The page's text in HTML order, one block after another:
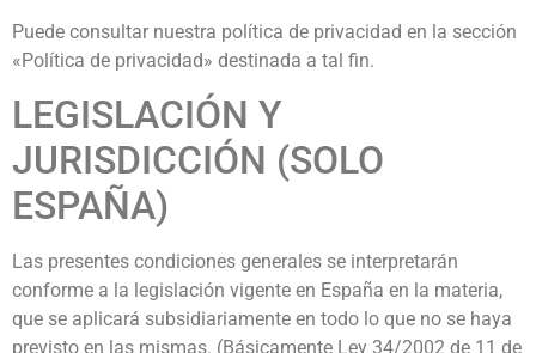
Puede consultar nuestra política de privacidad en la sección
«Política de privacidad» destinada a tal fin.
LEGISLACIÓN Y
JURISDICCIÓN (SOLO
ESPAÑA)
Las presentes condiciones generales se interpretarán
conforme a la legislación vigente en España en la materia,
que se aplicará subsidiariamente en todo lo que no se haya
previsto en las mismas. (Básicamente Ley 34/2002 de 11 de